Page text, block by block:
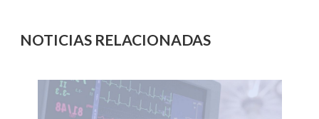
NOTICIAS RELACIONADAS